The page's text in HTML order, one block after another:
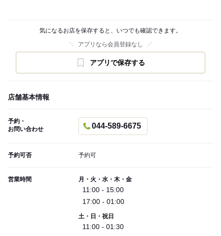
気になるお店を保存すると、いつでも確認できます。
アプリなら会員登録なし
アプリで保存する
店舗基本情報
予約・
お問い合わせ
044-589-6675
予約可否 予約可
営業時間 月・火・水・木・金
11:00 - 15:00
17:00 - 01:00
土・日・祝日
11:00 - 01:30